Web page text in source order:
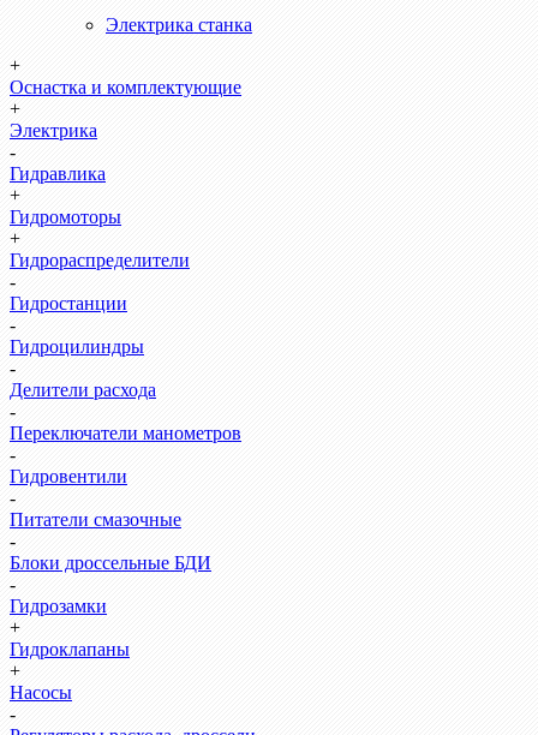
Электрика станка
+
Оснастка и комплектующие
+
Электрика
-
Гидравлика
+
Гидромоторы
+
Гидрораспределители
-
Гидростанции
-
Гидроцилиндры
-
Делители расхода
-
Переключатели манометров
-
Гидровентили
-
Питатели смазочные
-
Блоки дроссельные БДИ
-
Гидрозамки
+
Гидроклапаны
+
Насосы
-